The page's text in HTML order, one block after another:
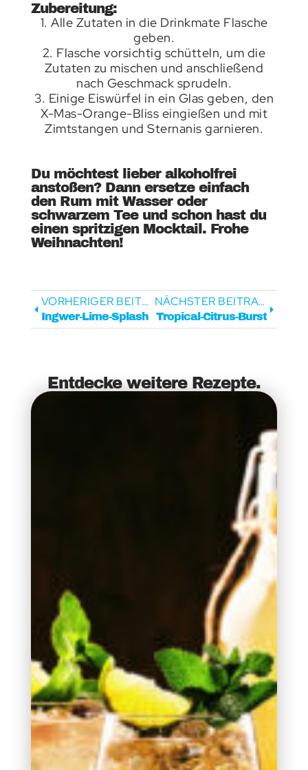
Zubereitung:
1. Alle Zutaten in die Drinkmate Flasche
geben.
2. Flasche vorsichtig schütteln, um die
Zutaten zu mischen und anschließend
nach Geschmack sprudeln.
3. Einige Eiswürfel in ein Glas geben, den
X-Mas-Orange-Bliss eingießen und mit
Zimtstangen und Sternanis garnieren.
Du möchtest lieber alkoholfrei
anstoßen? Dann ersetze einfach
den Rum mit Wasser oder
schwarzem Tee und schon hast du
einen spritzigen Mocktail. Frohe
Weihnachten!
VORHERIGER BEITRAG
Ingwer-Lime-Splash
NÄCHSTER BEITRAG
Tropical-Citrus-Burst
Entdecke weitere Rezepte.